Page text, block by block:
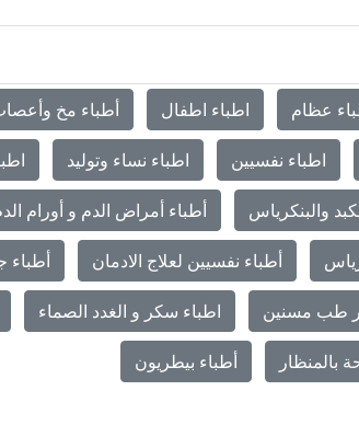
عظام اطباء اطفال أطباء مخ
اطباء نفسيين اطباء نساء وتوليد
والبنكرياس أطباء أمراض الدم و أورام
أطباء نفسيين لعلاج الادمان أطباء
طب مسنين اطباء سكر و الغدد الصماء
بالمنظار أطباء بيطريون